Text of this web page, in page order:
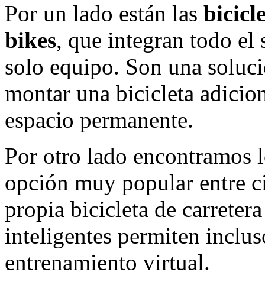
Por un lado están las
bikes, que integran todo el
solo equipo. Son una
montar una bicicleta
espacio permanente.
Por otro lado encontramos
opción muy popular entre
propia bicicleta de
inteligentes permiten
entrenamiento virtual.